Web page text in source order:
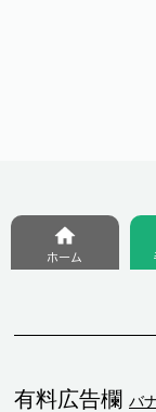
有料広告欄 バ
ホーム